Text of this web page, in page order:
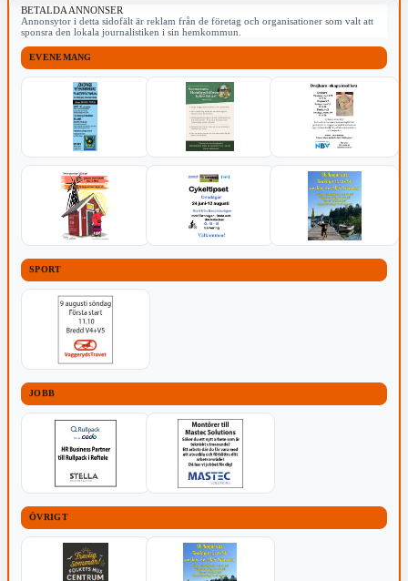
BETALDA ANNONSER
Annonsytor i detta sidofält är reklam från de företag och organisationer som valt att
sponsra den lokala journalistiken i sin hemkommun.
EVENEMANG
SPORT
JOBB
ÖVRIGT